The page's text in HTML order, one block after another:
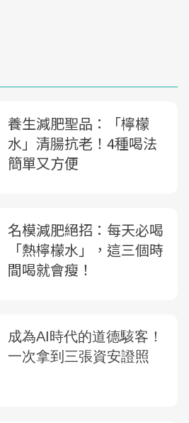
養生減肥聖品：「檸檬
水」清腸抗老！4種喝法
簡單又方便
名模減肥絕招：每天必喝
「熱檸檬水」，這三個時
間喝就會瘦！